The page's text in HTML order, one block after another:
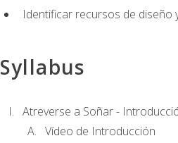
Identificar recursos de diseño
Syllabus
Atreverse a Soñar -
Vídeo de Introducción